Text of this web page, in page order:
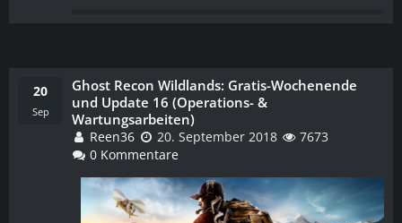
20
Sep
Ghost Recon Wildlands: Gratis-Wochenende
und Update 16 (Operations- &
Wartungsarbeiten)
Reen36 20. September 2018
7673
0 Kommentare
WEITERLESEN